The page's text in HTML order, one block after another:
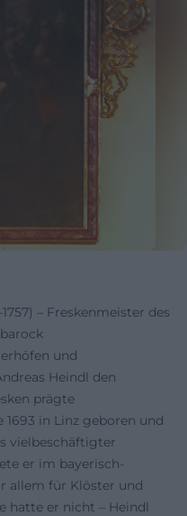
– Freskenmeister des
und
Heindl den
prägte
in Linz geboren und
vielbeschäftigter
er im bayerisch-
allem für Klöster und
hatte er nicht – Heindl